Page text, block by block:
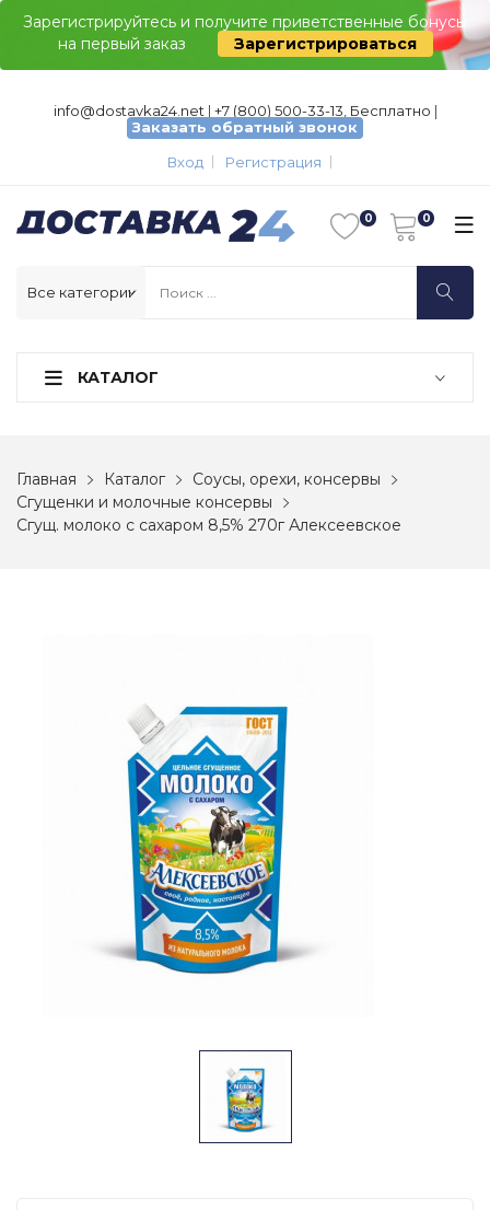
Зарегистрируйтесь и получите приветственные бонусы
на первый заказ
Зарегистрироваться
info@dostavka24.net | +7 (800) 500-33-13, Бесплатно |
Заказать обратный звонок
Вход
Регистрация
КАТАЛОГ
Главная Каталог
Соусы, орехи, консервы
Сгущенки и молочные консервы
Сгущ. молоко с сахаром 8,5% 270г Алексеевское